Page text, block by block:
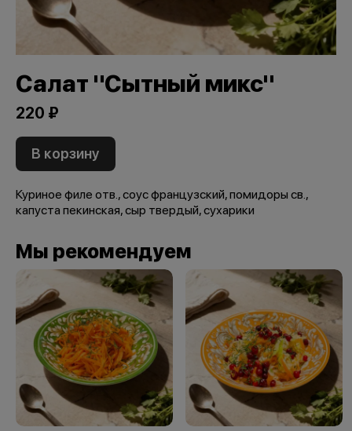
Салат "Сытный микс"
220 ₽
В корзину
Куриное филе отв., соус французский, помидоры св.,
капуста пекинская, сыр твердый, сухарики
Мы рекомендуем